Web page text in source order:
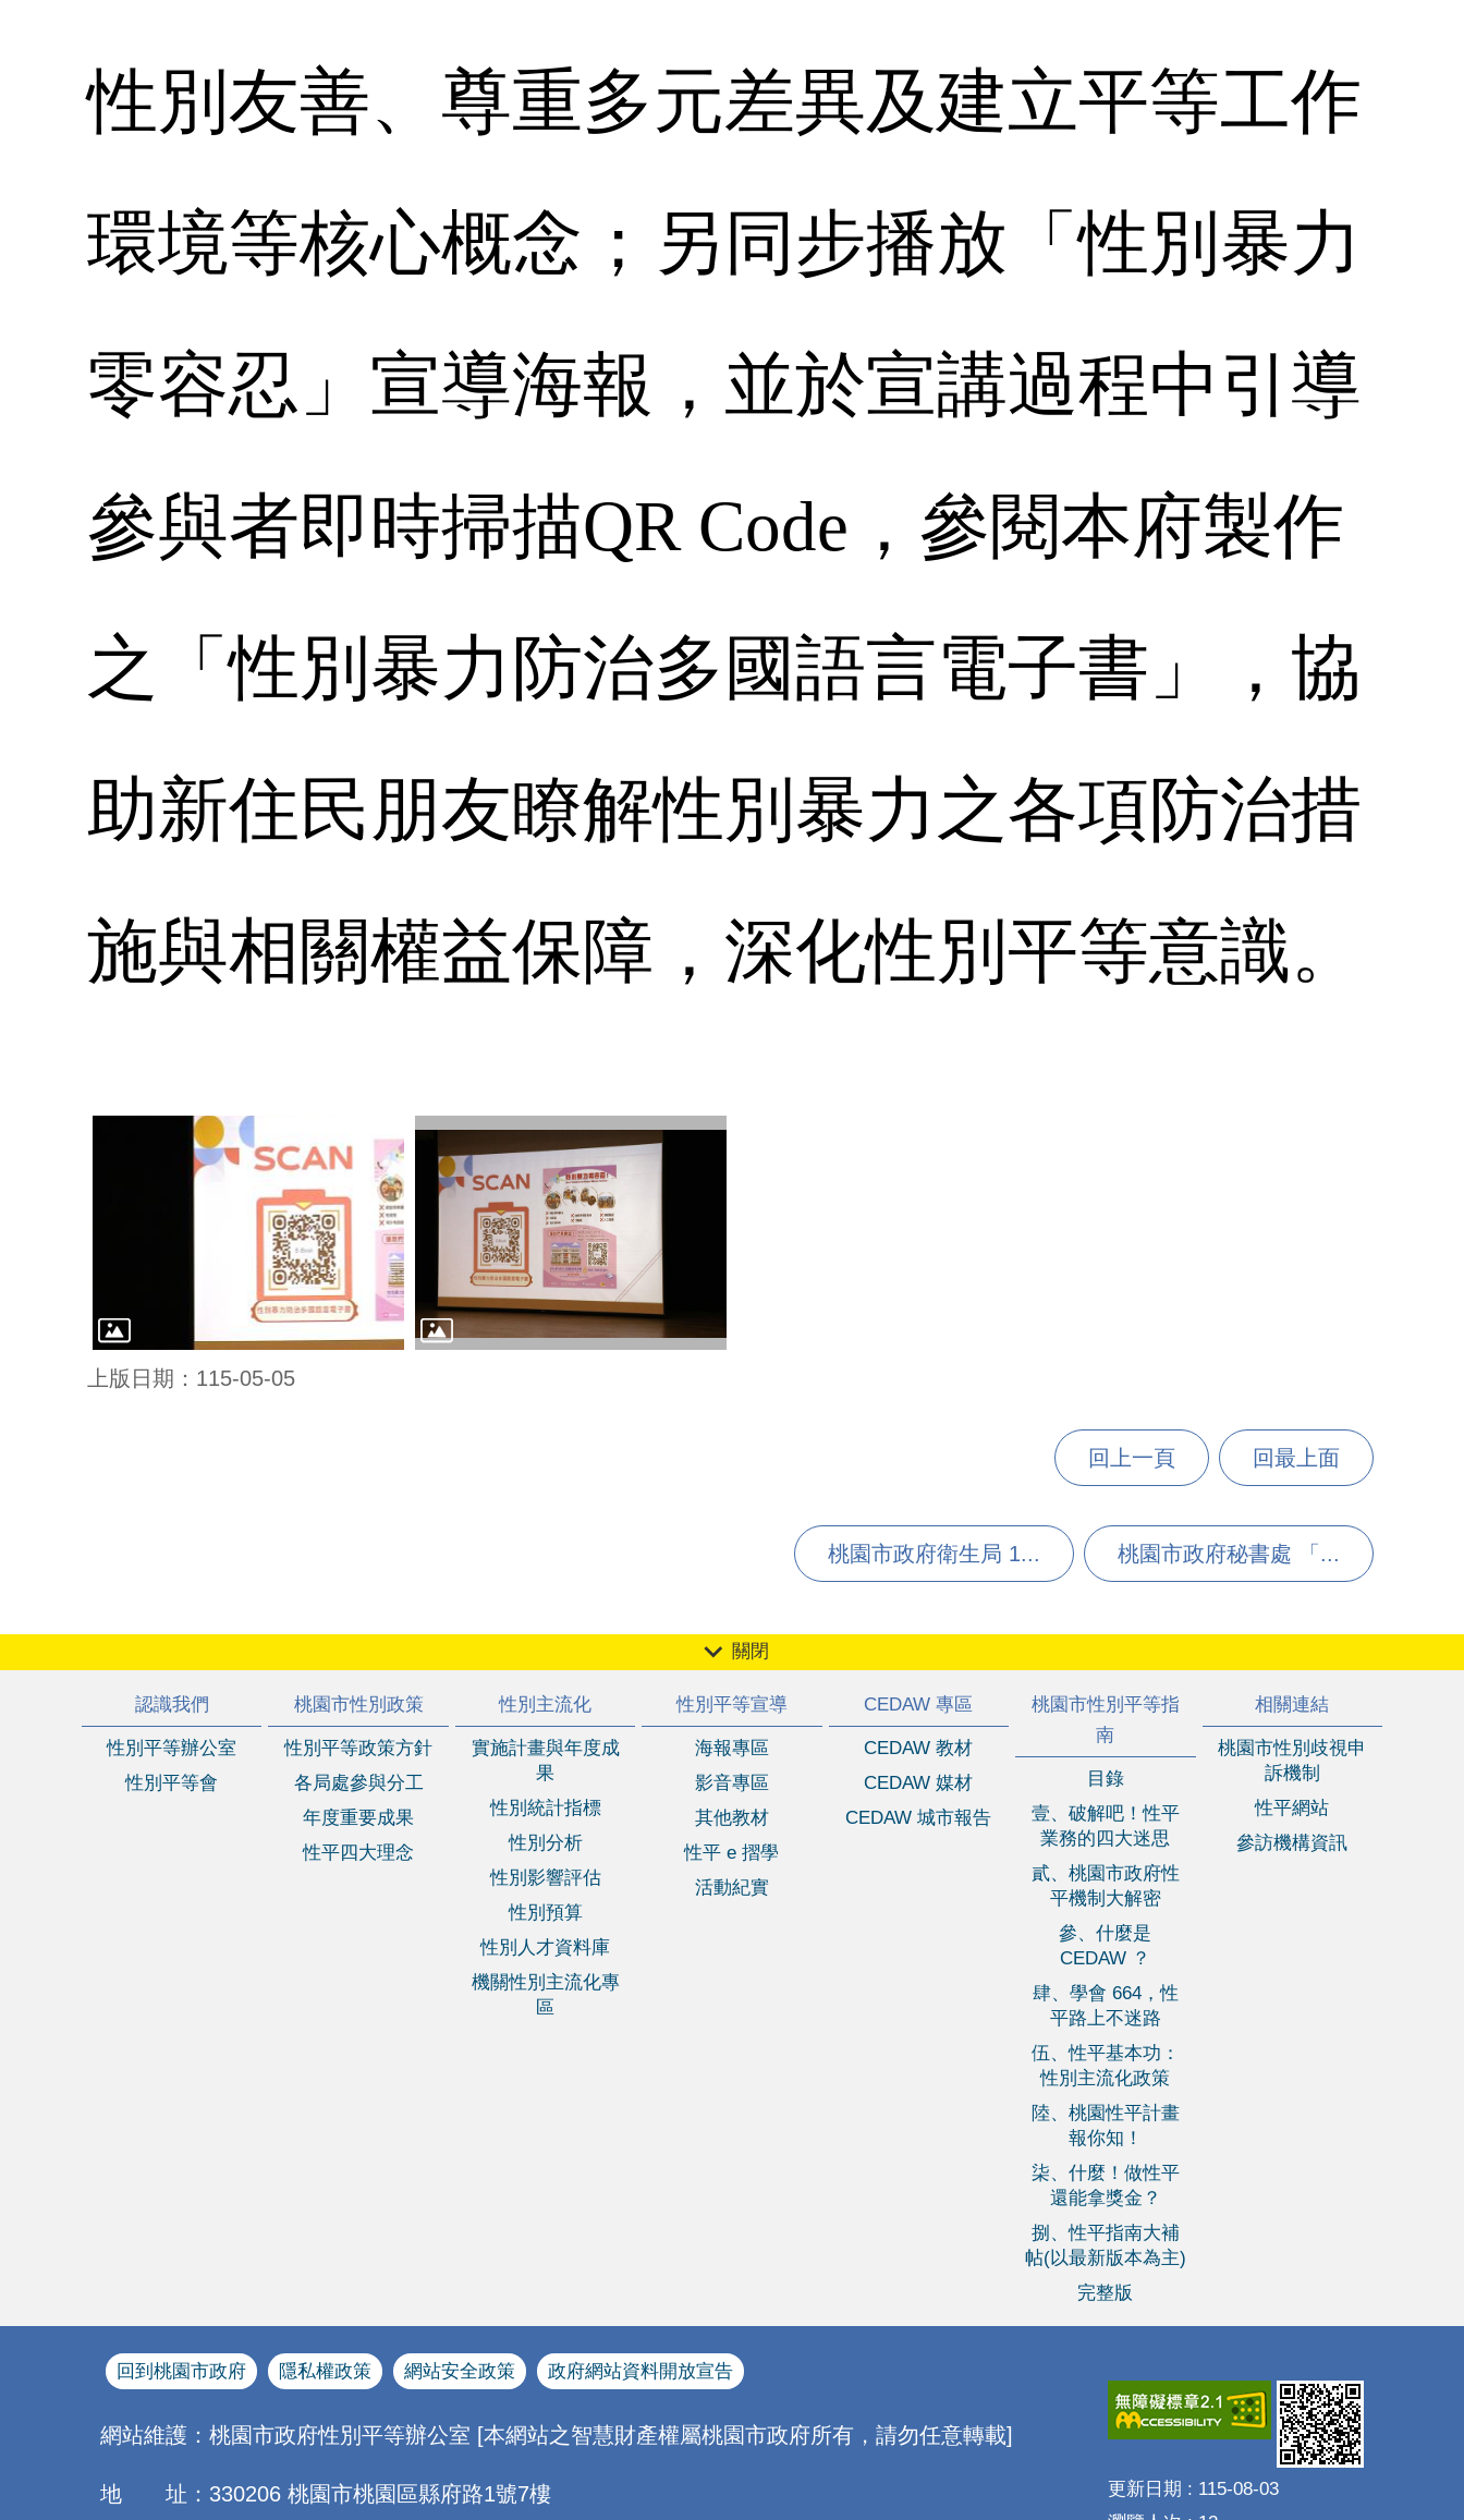
性別友善、尊重多元差異及建立平等工作
環境等核心概念；另同步播放「性別暴力
零容忍」宣導海報，並於宣講過程中引導
參與者即時掃描QR Code ，參閱本府製作
之「性別暴力防治多國語言電子書」，協
助新住民朋友瞭解性別暴力之各項防治措
施與相關權益保障，深化性別平等意識。
上版日期：115-05-05
回上一頁 回最上面
桃園市政府衛生局 1... 桃園市政府秘書處 「...
關閉
認識我們
性別平等辦公室
性別平等會
桃園市性別政策
性別平等政策方針
各局處參與分工
年度重要成果
性平四大理念
性別主流化
實施計畫與年度成
果
性別統計指標
性別分析
性別影響評估
性別預算
性別人才資料庫
機關性別主流化專
區
性別平等宣導
海報專區
影音專區
其他教材
性平 e 摺學
活動紀實
CEDAW 專區
CEDAW 教材
CEDAW 媒材
CEDAW 城市報告
桃園市性別平等指
南
目錄
壹、破解吧！性平
業務的四大迷思
貳、桃園市政府性
平機制大解密
參、什麼是
CEDAW ？
肆、學會 664，性
平路上不迷路
伍、性平基本功：
性別主流化政策
陸、桃園性平計畫
報你知！
柒、什麼！做性平
還能拿獎金？
捌、性平指南大補
帖(以最新版本為主)
完整版
相關連結
桃園市性別歧視申
訴機制
性平網站
參訪機構資訊
回到桃園市政府 隱私權政策 網站安全政策 政府網站資料開放宣告
網站維護：桃園市政府性別平等辦公室 [本網站之智慧財產權屬桃園市政府所有，請勿任意轉載]
地 址：330206 桃園市桃園區縣府路1號7樓 更新日期
115-08-03